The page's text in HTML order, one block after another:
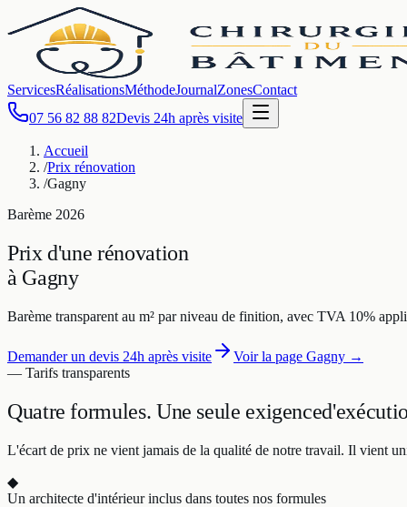
ServicesRéalisationsMéthodeJournalZonesContact
07 56 82 88 82Devis 24h après visite
Accueil
/Prix rénovation
/Gagny
Barème 2026
Prix d'une rénovation
à Gagny
Barème transparent au m² par niveau de finition, avec TVA 10%
Demander un devis 24h après visite Voir la page Gagny →
— Tarifs transparents
Quatre formules. Une seule exigence
L'écart de prix ne vient jamais de la qualité de notre travail. Il vient
◆
Un architecte d'intérieur inclus dans toutes nos formules